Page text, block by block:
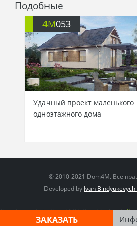
Подобные
4M053
Удачный проект маленького
одноэтажного дома
ЗАКАЗАТЬ
© 2010-2021 Dom4M. Все
Developed by Ivan Bindyukevych
This site is protected by reCAPTCHA and the Google